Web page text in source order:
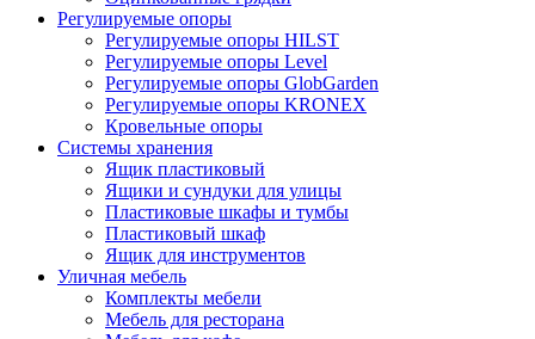
Регулируемые опоры
Регулируемые опоры HILST
Регулируемые опоры Level
Регулируемые опоры GlobGarden
Регулируемые опоры KRONEX
Кровельные опоры
Системы хранения
Ящик пластиковый
Ящики и сундуки для улицы
Пластиковые шкафы и тумбы
Пластиковый шкаф
Ящик для инструментов
Уличная мебель
Комплекты мебели
Мебель для ресторана